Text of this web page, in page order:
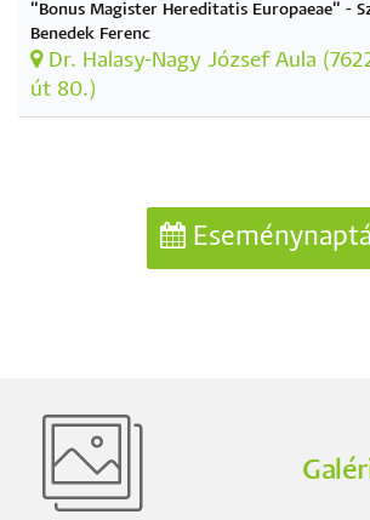
"Bonus Magister Hereditatis Europaeae" -
Benedek Ferenc
Dr. Halasy-Nagy József Aula
út 80.)